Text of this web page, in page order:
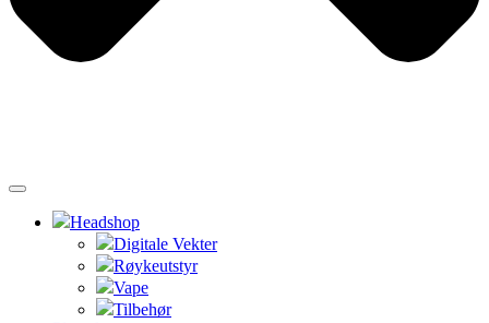
Headshop
Digitale Vekter
Røykeutstyr
Vape
Tilbehør